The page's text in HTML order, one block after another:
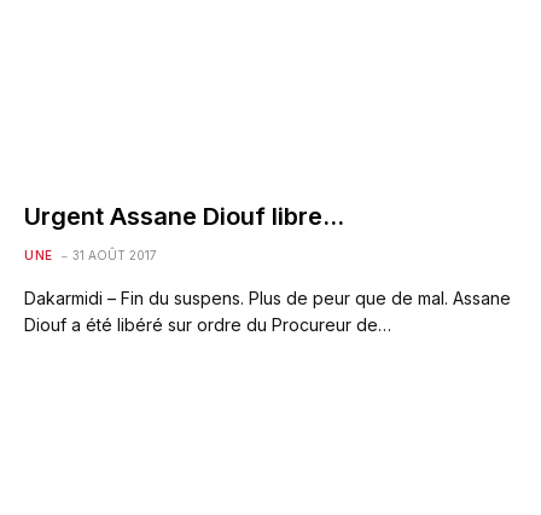
Urgent Assane Diouf libre…
UNE 31 AOÛT 2017
Dakarmidi – Fin du suspens. Plus de peur que de mal. Assane
Diouf a été libéré sur ordre du Procureur de…